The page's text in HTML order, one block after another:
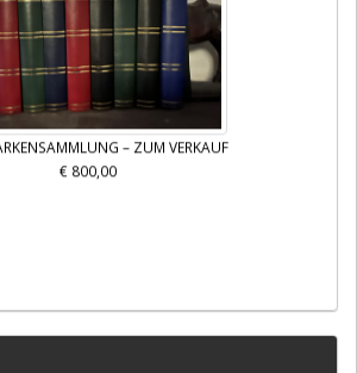
– ZUM VERKAUF
€ 800,00